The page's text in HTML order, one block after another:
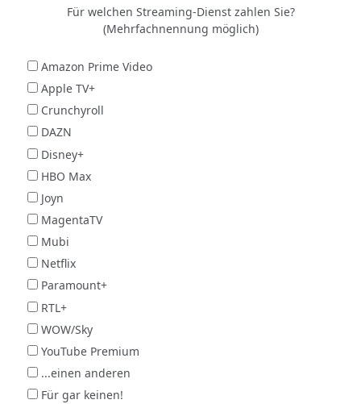
Für welchen Streaming-Dienst zahlen Sie?
(Mehrfachnennung möglich)
Amazon Prime Video
Apple TV+
Crunchyroll
DAZN
Disney+
HBO Max
Joyn
MagentaTV
Mubi
Netflix
Paramount+
RTL+
WOW/Sky
YouTube Premium
...einen anderen
Für gar keinen!